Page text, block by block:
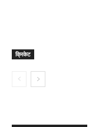
क्रिकेट